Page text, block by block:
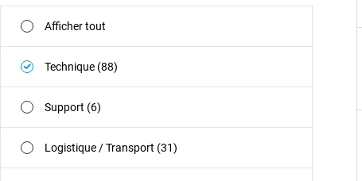
Afficher tout
Technique (88)
Support (6)
Logistique / Transport (31)